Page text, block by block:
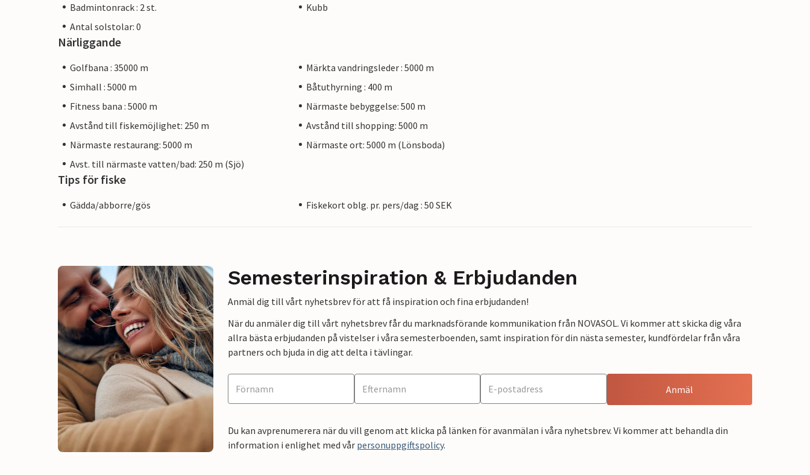
Badmintonrack : 2 st.
Kubb
Antal solstolar: 0
Närliggande
Golfbana : 35000 m
Märkta vandringsleder : 5000 m
Simhall : 5000 m
Båtuthyrning : 400 m
Fitness bana : 5000 m
Närmaste bebyggelse: 500 m
Avstånd till fiskemöjlighet: 250 m
Avstånd till shopping: 5000 m
Närmaste restaurang: 5000 m
Närmaste ort: 5000 m (Lönsboda)
Avst. till närmaste vatten/bad: 250 m (Sjö)
Tips för fiske
Gädda/abborre/gös Fiskekort oblg. pr. pers/dag : 50 SEK
Semesterinspiration & Erbjudanden
Anmäl dig till vårt nyhetsbrev för att få inspiration och fina erbjudanden!
När du anmäler dig till vårt nyhetsbrev får du marknadsförande kommunikation från NOVASOL. Vi kommer att skicka dig våra
allra bästa erbjudanden på vistelser i våra semesterboenden, samt inspiration för din nästa semester, kundfördelar från våra
partners och bjuda in dig att delta i tävlingar.
Anmäl
Du kan avprenumerera när du vill genom att klicka på länken för avanmälan i våra nyhetsbrev. Vi kommer att behandla din
information i enlighet med vår personuppgiftspolicy.